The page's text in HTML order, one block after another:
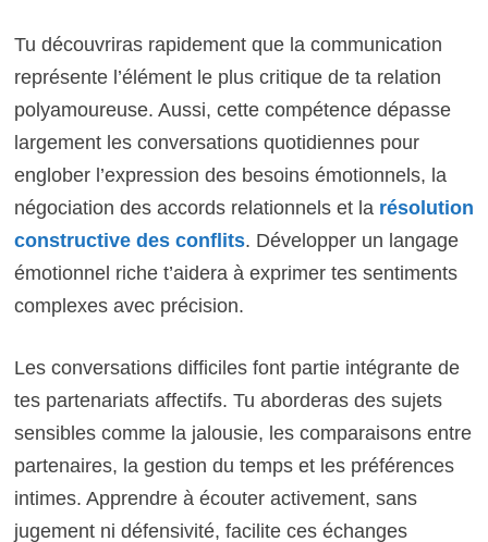
Tu découvriras rapidement que la communication
représente l’élément le plus critique de ta relation
polyamoureuse. Aussi, cette compétence dépasse
largement les conversations quotidiennes pour
englober l’expression des besoins émotionnels, la
négociation des accords relationnels et la résolution
constructive des conflits. Développer un langage
émotionnel riche t’aidera à exprimer tes sentiments
complexes avec précision.
Les conversations difficiles font partie intégrante de
tes partenariats affectifs. Tu aborderas des sujets
sensibles comme la jalousie, les comparaisons entre
partenaires, la gestion du temps et les préférences
intimes. Apprendre à écouter activement, sans
jugement ni défensivité, facilite ces échanges